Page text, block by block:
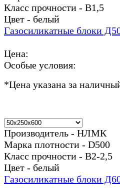
Класс прочности - В1,5
Цвет - белый
Газосиликатные блоки
Цена:
Особые условия:
*Цена указана за
Производитель - НЛМК
Марка плотности - D500
Класс прочности - В2-2,5
Цвет - белый
Газосиликатные блоки